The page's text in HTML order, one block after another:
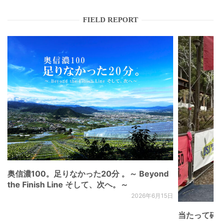
FIELD REPORT
奥信濃100。足りなかった20分 。～ Beyond
the Finish Line そして、次へ。～
2026年6月15日
当たって砕